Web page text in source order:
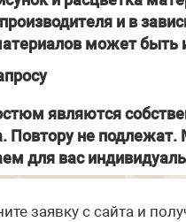
и в
может быть
являются
Повтору не
для вас
заявку с сайта и